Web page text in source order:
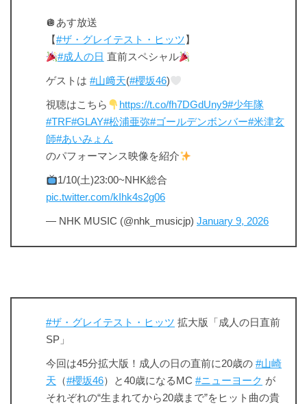
🪩あす放送
【#ザ・グレイテスト・ヒッツ 】
#成人の日 直前スペシャル
ゲストは #山﨑天(#櫻坂46)
視聴はこちら https://t.co/fh7DGdUny9#少年隊
#TRF#GLAY#松浦亜弥#ゴールデンボンバー#米津玄
師#あいみょん
のパフォーマンス映像を紹介
1/10(土)23:00~NHK総合
pic.twitter.com/kIhk4s2g06
— NHK MUSIC (@nhk_musicjp) January 9, 2026
#ザ・グレイテスト・ヒッツ 拡大版「成人の日直前
SP」
今回は45分拡大版！成人の日の直前に20歳の #山崎
天 （#櫻坂46）と40歳になるMC #ニューヨーク が
それぞれの“生まれてから20歳まで”をヒット曲の貴